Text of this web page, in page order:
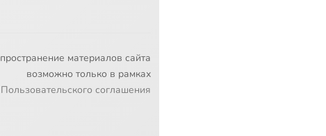
материалов сайта
возможно только в рамках
Пользовательского соглашения